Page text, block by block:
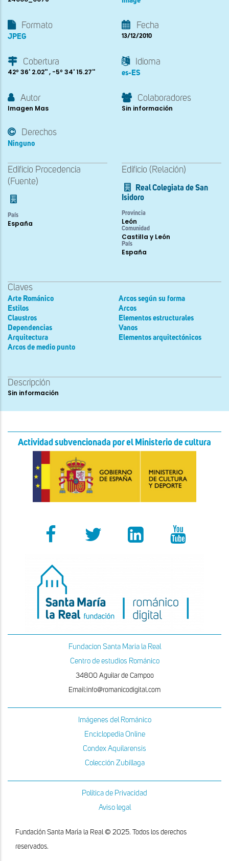
Formato
JPEG
Fecha
13/12/2010
Cobertura
42º 36' 2.02'' , -5º 34' 15.27''
Idioma
es-ES
Autor
Imagen Mas
Colaboradores
Sin información
Derechos
Ninguno
Edificio Procedencia
(Fuente)
País
España
Edificio (Relación)
Real Colegiata de San
Isidoro
Provincia
León
Comunidad
Castilla y León
País
España
Claves
Arte Románico
Estilos
Claustros
Dependencias
Arquitectura
Arcos de medio punto
Arcos según su forma
Arcos
Elementos estructurales
Vanos
Elementos arquitectónicos
Descripción
Sin información
Actividad subvencionada por el Ministerio de cultura
Fundacion Santa Maria la Real
Centro de estudios Románico
34800 Aguilar de Campoo
Email:info@romanicodigital.com
Imágenes del Románico
Enciclopedia Online
Condex Aquilarensis
Colección Zubillaga
Política de Privacidad
Aviso legal
Fundación Santa María la Real © 2025. Todos los derechos
reservados.